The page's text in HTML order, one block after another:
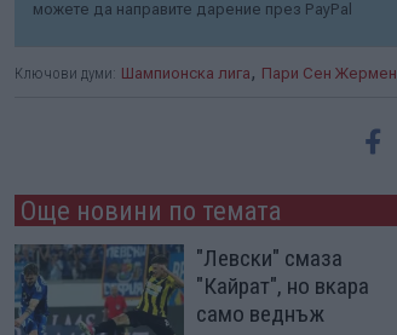
можете да направите дарение през PayPal
Ключови думи: Шампионска лига , Пари Сен Жермен
Още новини по темата
"Левски" смаза
"Кайрат", но вкара
само веднъж